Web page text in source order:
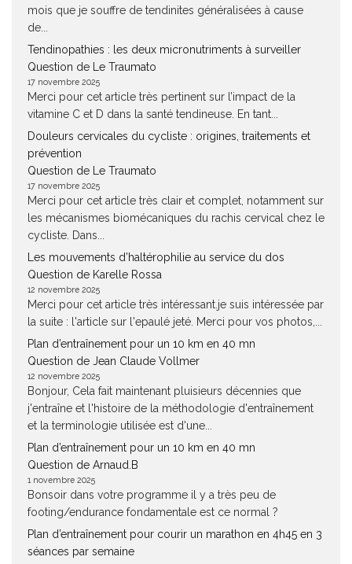
mois que je souffre de tendinites généralisées à cause
de...
Tendinopathies : les deux micronutriments à surveiller
Question de Le Traumato
17 novembre 2025
Merci pour cet article très pertinent sur l’impact de la
vitamine C et D dans la santé tendineuse. En tant...
Douleurs cervicales du cycliste : origines, traitements et
prévention
Question de Le Traumato
17 novembre 2025
Merci pour cet article très clair et complet, notamment sur
les mécanismes biomécaniques du rachis cervical chez le
cycliste. Dans...
Les mouvements d’haltérophilie au service du dos
Question de Karelle Rossa
12 novembre 2025
Merci pour cet article très intéressant.je suis intéressée par
la suite : l'article sur l'epaulé jeté. Merci pour vos photos,...
Plan d’entraînement pour un 10 km en 40 mn
Question de Jean Claude Vollmer
12 novembre 2025
Bonjour, Cela fait maintenant pluisieurs décennies que
j'entraîne et l'histoire de la méthodologie d'entraînement
et la terminologie utilisée est d'une...
Plan d’entraînement pour un 10 km en 40 mn
Question de Arnaud.B
1 novembre 2025
Bonsoir dans votre programme il y a très peu de
footing/endurance fondamentale est ce normal ?
Plan d’entraînement pour courir un marathon en 4h45 en 3
séances par semaine